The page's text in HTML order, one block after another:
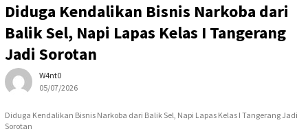
Diduga Kendalikan Bisnis Narkoba dari
Balik Sel, Napi Lapas Kelas I Tangerang
Jadi Sorotan
W4nt0
05/07/2026
Diduga Kendalikan Bisnis Narkoba dari Balik Sel, Napi Lapas Kelas I Tangerang Jadi
Sorotan